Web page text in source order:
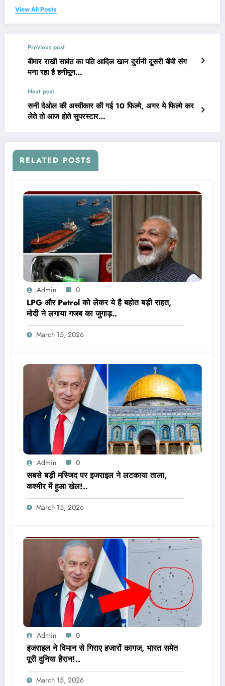
View All Posts
Previous post
बीमार राखी सावंत का पति आदिल खान दुर्रानी दूसरी बीवी संग
मना रहा है हनीमून…
Next post
सनी देओल की अस्वीकार की गई 10 फिल्मे, अगर ये फिल्मे कर
लेते तो आज होते सुपरस्टार…
RELATED POSTS
Admin 0
LPG और Petrol को लेकर ये है बहोत बड़ी राहत,
मोदी ने लगाया गजब का जुगाड़..
March 15, 2026
Admin 0
सबसे बड़ी मस्जिद पर इजराइल ने लटकाया ताला,
कश्मीर में हुआ खेल!..
March 15, 2026
Admin 0
इजराइल ने विमान से गिराए हजारों कागज, भारत समेत
पूरी दुनिया हैरान!..
March 15, 2026